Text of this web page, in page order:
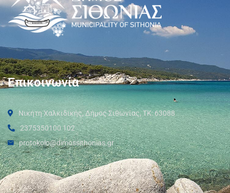
Επικοινωνία
Νικήτη Χαλκιδικής, Δήμος Σιθωνίας, ΤΚ: 63088
2375350100 102
protokolo@dimossithonias.gr